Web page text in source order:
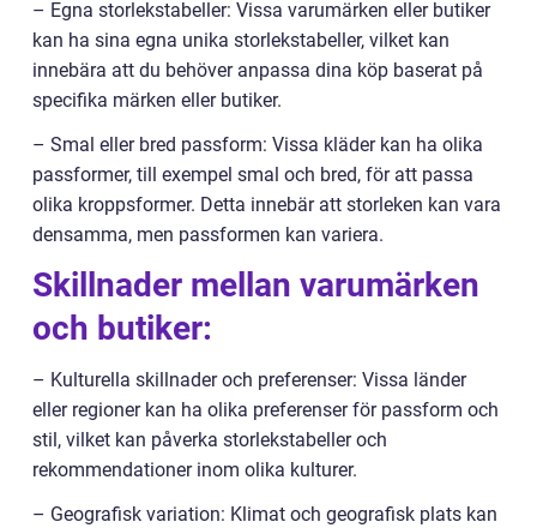
– Egna storlekstabeller: Vissa varumärken eller butiker
kan ha sina egna unika storlekstabeller, vilket kan
innebära att du behöver anpassa dina köp baserat på
specifika märken eller butiker.
– Smal eller bred passform: Vissa kläder kan ha olika
passformer, till exempel smal och bred, för att passa
olika kroppsformer. Detta innebär att storleken kan vara
densamma, men passformen kan variera.
Skillnader mellan varumärken
och butiker:
– Kulturella skillnader och preferenser: Vissa länder
eller regioner kan ha olika preferenser för passform och
stil, vilket kan påverka storlekstabeller och
rekommendationer inom olika kulturer.
– Geografisk variation: Klimat och geografisk plats kan